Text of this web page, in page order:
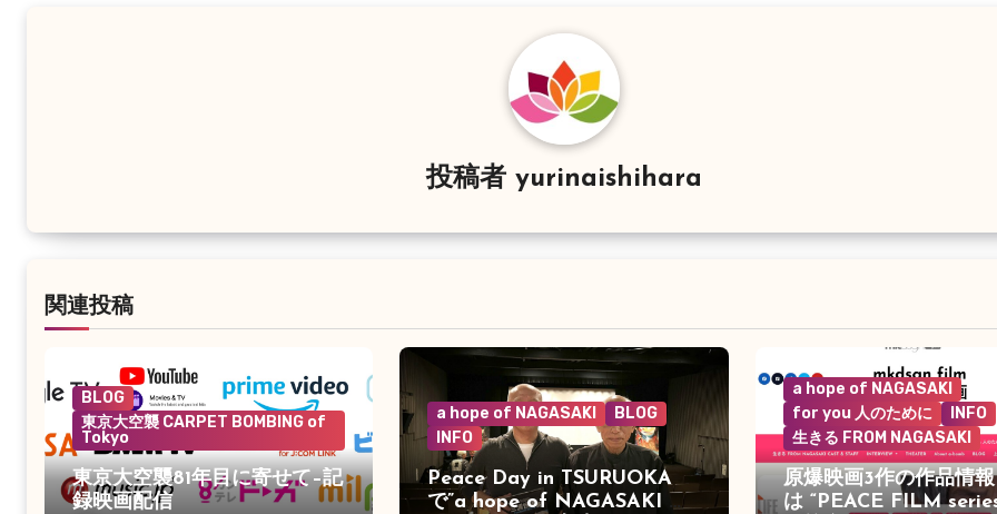
投稿者 yurinaishihara
関連投稿
BLOG
東京大空襲 CARPET BOMBING of
Tokyo
東京大空襲81年目に寄せて–記
録映画配信
a hope of NAGASAKI
BLOG
INFO
Peace Day in TSURUOKA
で”a hope of NAGASAKI 優
a hope of NAGASAKI
for you 人のために
INFO
生きる FROM NAGASAKI
原爆映画3作の作品情報
は “PEACE FILM